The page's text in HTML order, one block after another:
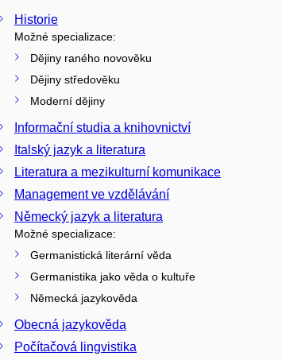
Historie
Možné specializace:
Dějiny raného novověku
Dějiny středověku
Moderní dějiny
Informační studia a knihovnictví
Italský jazyk a literatura
Literatura a mezikulturní komunikace
Management ve vzdělávání
Německý jazyk a literatura
Možné specializace:
Germanistická literární věda
Germanistika jako věda o kultuře
Německá jazykověda
Obecná jazykověda
Počítačová lingvistika